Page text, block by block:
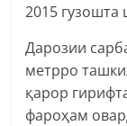
2015 гузошта
Дарозии
метрро
қарор
фароҳам